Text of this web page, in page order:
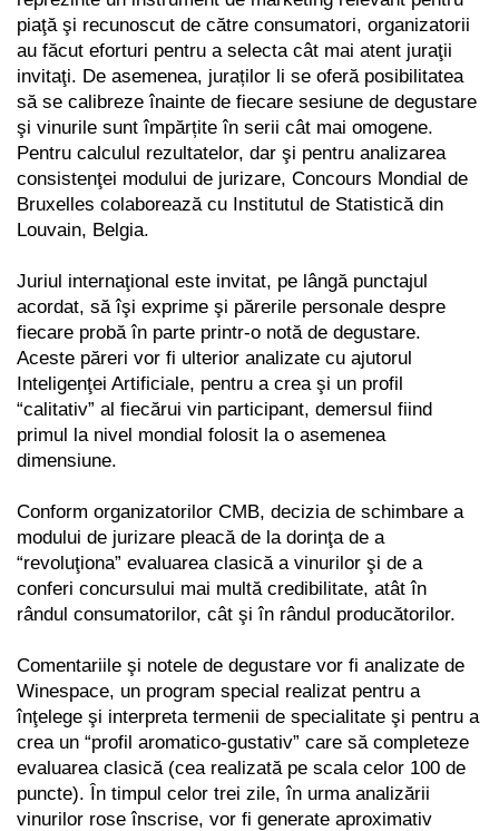
piaţă şi recunoscut de către consumatori, organizatorii
au făcut eforturi pentru a selecta cât mai atent juraţii
invitaţi. De asemenea, juraților li se oferă posibilitatea
să se calibreze înainte de fiecare sesiune de degustare
şi vinurile sunt împărțite în serii cât mai omogene.
Pentru calculul rezultatelor, dar şi pentru analizarea
consistenţei modului de jurizare, Concours Mondial de
Bruxelles colaborează cu Institutul de Statistică din
Louvain, Belgia.
Juriul internaţional este invitat, pe lângă punctajul
acordat, să îşi exprime şi părerile personale despre
fiecare probă în parte printr-o notă de degustare.
Aceste păreri vor fi ulterior analizate cu ajutorul
Inteligenţei Artificiale, pentru a crea şi un profil
“calitativ” al fiecărui vin participant, demersul fiind
primul la nivel mondial folosit la o asemenea
dimensiune.
Conform organizatorilor CMB, decizia de schimbare a
modului de jurizare pleacă de la dorinţa de a
“revoluţiona” evaluarea clasică a vinurilor şi de a
conferi concursului mai multă credibilitate, atâtîn
rândul consumatorilor, cât şi în rândul producătorilor.
Comentariile şi notele de degustare vor fi analizate de
Winespace, un program special realizat pentru a
înţelege şi interpreta termenii de specialitate şi pentru a
crea un “profil aromatico-gustativ” care să completeze
evaluarea clasică (cea realizată pe scala celor 100 de
puncte). În timpul celor trei zile, în urma analizării
vinurilor rose înscrise, vor fi generate aproximativ